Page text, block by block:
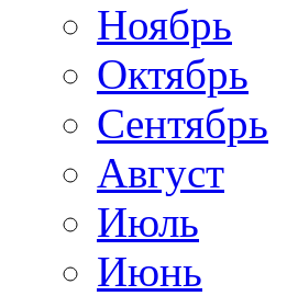
Ноябрь
Октябрь
Сентябрь
Август
Июль
Июнь